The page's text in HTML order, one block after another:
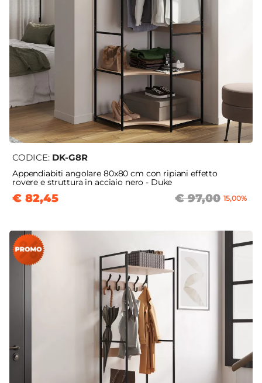
CODICE: DK-G8R
Appendiabiti angolare 80x80 cm con ripiani effetto
rovere e struttura in acciaio nero - Duke
€ 82,45 € 97,00 15,00%